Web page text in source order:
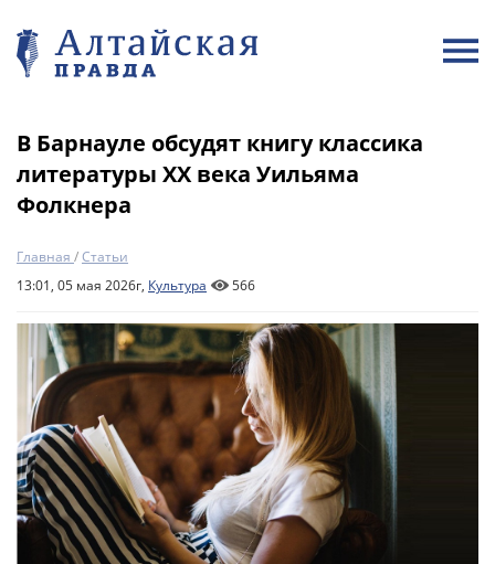
В Барнауле обсудят книгу классика
литературы XX века Уильяма
Фолкнера
Главная /Статьи
13:01, 05 мая 2026г, Культура 566